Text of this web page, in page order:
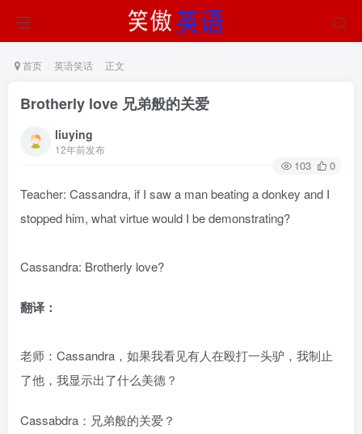
首页 英语笑话 正文
Brotherly love 兄弟般的关爱
liuying
12年前发布
103 0
Teacher: Cassandra, if I saw a man beating a donkey and I
stopped him, what virtue would I be demonstrating?
Cassandra: Brotherly love?
翻译：
老师：Cassandra，如果我看见有人在殴打一头驴，我制止
了他，我显示出了什么美德？
Cassabdra：兄弟般的关爱？